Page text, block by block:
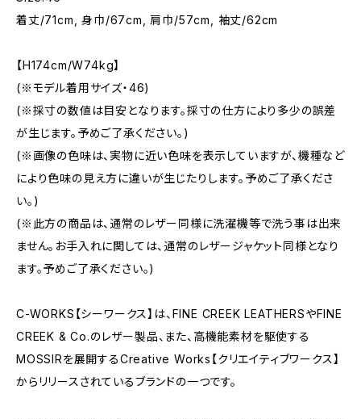
着丈/71cm, 身巾/67cm, 肩巾/57cm, 袖丈/62cm
【H174cm/W74kg】
(※モデル着用サイズ・46)
(※採寸の数値は目安となります。採寸の仕方により多少の誤差
が生じます。予めご了承ください。)
(※画像の色味は、実物に近い色味を表示していますが、機種など
により色味の見え方に違いが生じたりします。予めご了承くださ
い。)
(※此方の商品は、通常のレザー同様に洗濯機等で洗う事は出来
ません。お手入れに関しては、通常のレザージャケット同様となり
ます。予めご了承ください。)
C-WORKS【シーワークス】は、FINE CREEK LEATHERSやFINE
CREEK & Co.のレザー製品、また、高機能素材を駆使する
MOSSIRを展開するCreative Works【クリエイティブワークス】
からリリースされているブランドの一つです。